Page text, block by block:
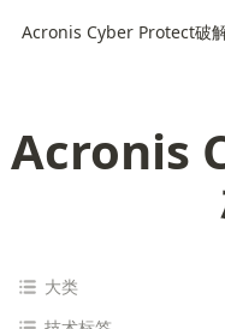
Acronis Cyber Protect破
Acronis
大类